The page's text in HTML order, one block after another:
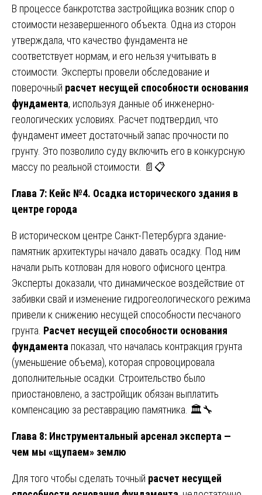
В процессе банкротства застройщика возник спор о
стоимости незавершенного объекта. Одна из сторон
утверждала, что качество фундамента не
соответствует нормам, и его нельзя учитывать в
стоимости. Эксперты провели обследование и
поверочный расчет несущей способности основания
фундамента, используя данные об инженерно-
геологических условиях. Расчет подтвердил, что
фундамент имеет достаточный запас прочности по
грунту. Это позволило суду включить его в конкурсную
массу по реальной стоимости. 📄📋
Глава 7: Кейс №4. Осадка исторического здания в
центре города
В историческом центре Санкт-Петербурга здание-
памятник архитектуры начало давать осадку. Под ним
начали рыть котлован для нового офисного центра.
Эксперты доказали, что динамическое воздействие от
забивки свай и изменение гидрогеологического режима
привели к снижению несущей способности песчаного
грунта. Расчет несущей способности основания
фундамента показал, что началась контракция грунта
(уменьшение объема), которая спровоцировала
дополнительные осадки. Строительство было
приостановлено, а застройщик обязан выплатить
компенсацию за реставрацию памятника. 🏛️🔧
Глава 8: Инструментальный арсенал эксперта —
чем мы «щупаем» землю
Для того чтобы сделать точный расчет несущей